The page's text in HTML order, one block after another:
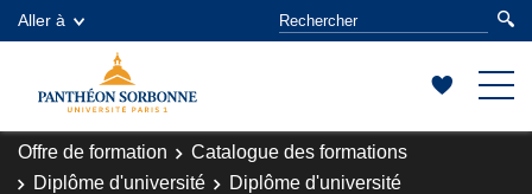
Aller à
Offre de formation
Catalogue des formations
Diplôme d'université
Diplôme d'université